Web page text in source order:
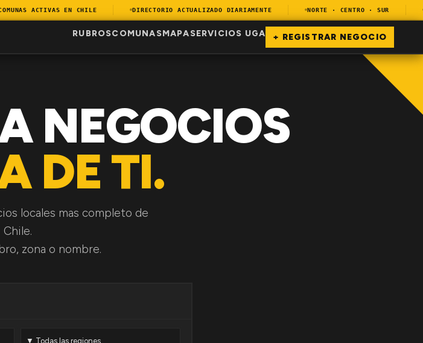
ACTIVAS EN CHILE DIRECTORIO ACTUALIZADO DIARIAMENTE NORTE · CENTRO · SUR
RUBROSCOMUNASMAPASERVICIOS UGA + REGISTRAR NEGOCIO
NEGOCIOS
DE TI.
locales mas completo de
Chile.
zona o nombre.